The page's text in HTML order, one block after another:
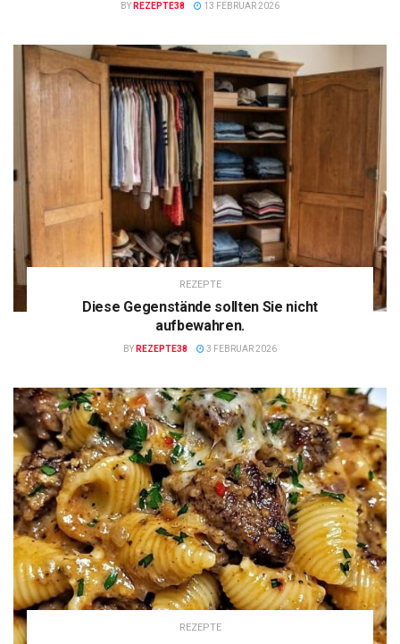
BY REZEPTE38 13 FEBRUAR 2026
REZEPTE
Diese Gegenstände sollten Sie nicht
aufbewahren.
BY REZEPTE38 3 FEBRUAR 2026
REZEPTE